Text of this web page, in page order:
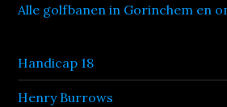
Alle golfbanen in Gorinchem en
Handicap 18
Henry Burrows